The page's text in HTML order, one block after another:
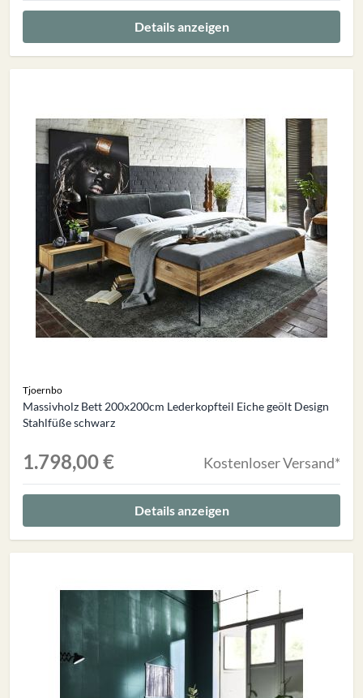
Details anzeigen
Tjoernbo
Massivholz Bett 200x200cm Lederkopfteil Eiche geölt Design
Stahlfüße schwarz
1.798,00 € Kostenloser Versand*
Details anzeigen